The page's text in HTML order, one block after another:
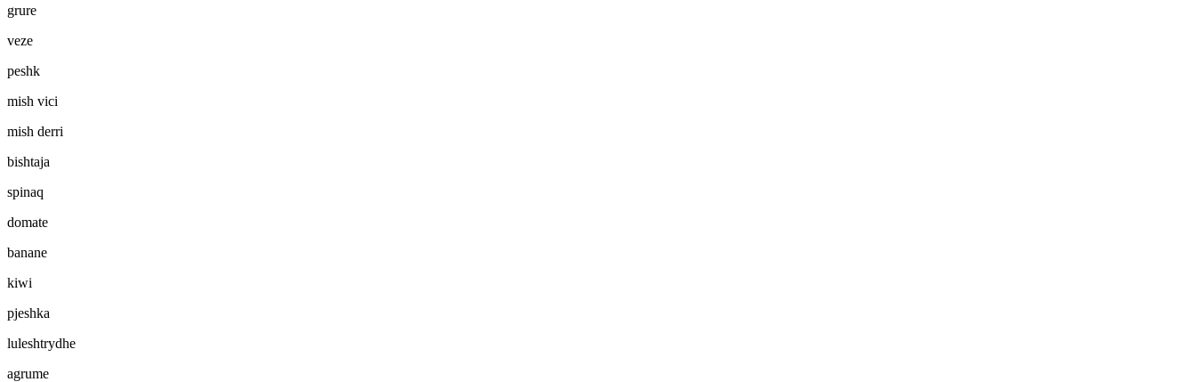
grure
veze
peshk
mish vici
mish derri
bishtaja
spinaq
domate
banane
kiwi
pjeshka
luleshtrydhe
agrume